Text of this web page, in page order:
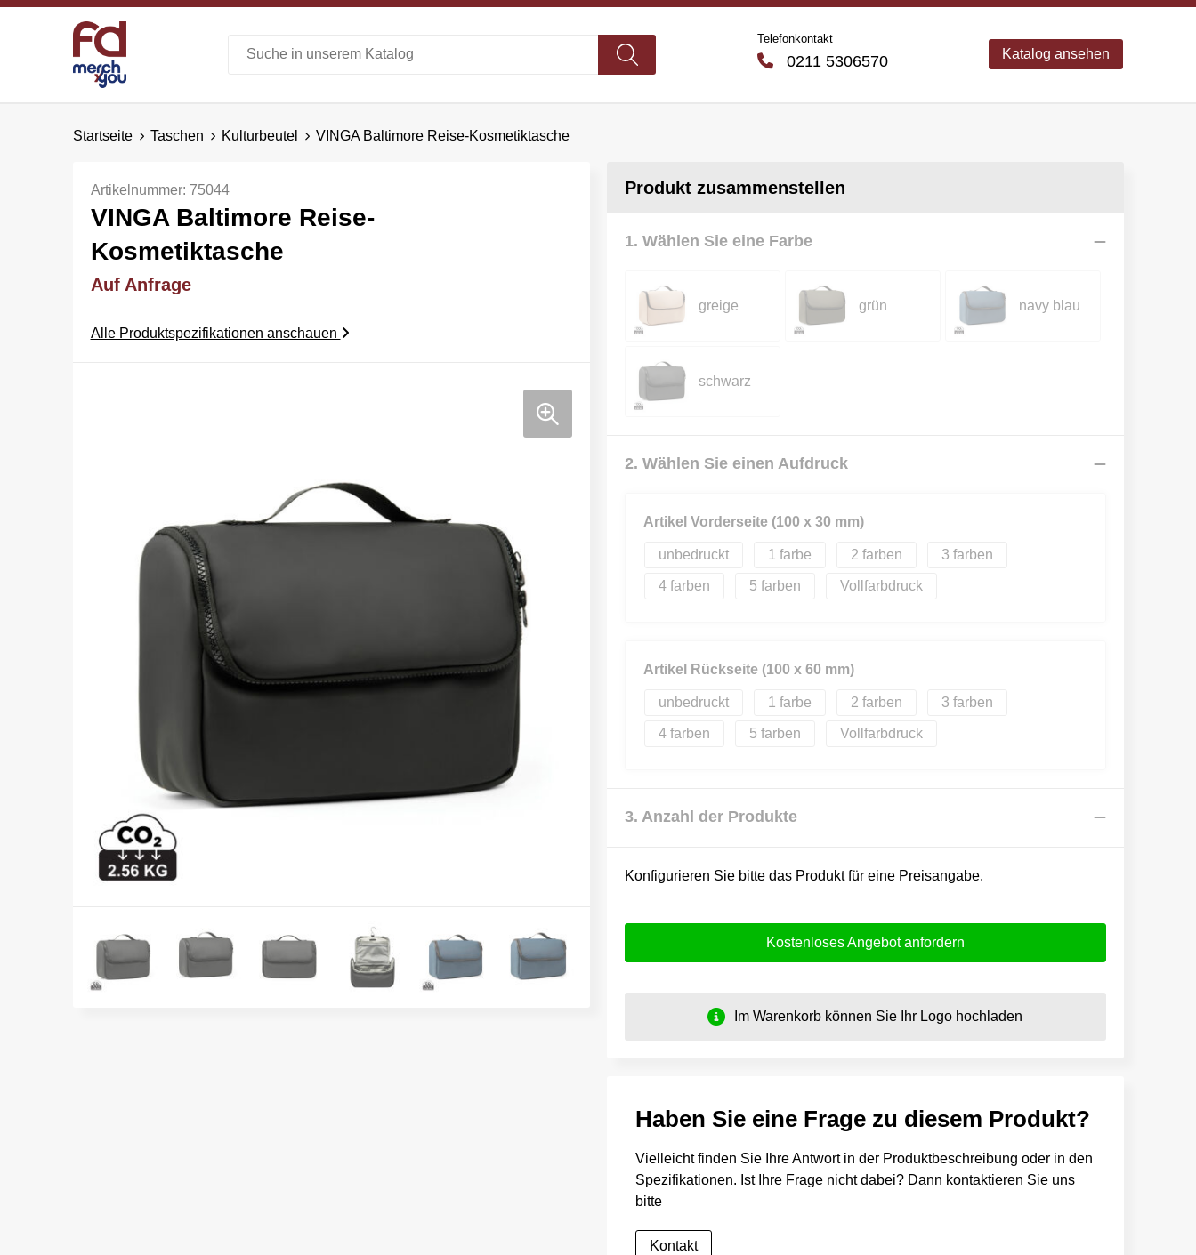
Telefonkontakt
0211 5306570 Katalog ansehen
Startseite Taschen Kulturbeutel VINGA Baltimore Reise-Kosmetiktasche
Artikelnummer: 75044
VINGA Baltimore Reise-
Kosmetiktasche
Auf Anfrage
Alle Produktspezifikationen anschauen
Produkt zusammenstellen
1. Wählen Sie eine Farbe
greige grün navy blau
schwarz
2. Wählen Sie einen Aufdruck
Artikel Vorderseite (100 x 30 mm)
unbedruckt 1 2 3
4 5 Vollfarbdruck
Artikel Rückseite (100 x 60 mm)
unbedruckt 1 2 3
4 5 Vollfarbdruck
3. Anzahl der Produkte
Konfigurieren Sie bitte das Produkt für eine Preisangabe.
Kostenloses Angebot anfordern
Im Warenkorb können Sie Ihr Logo hochladen
Haben Sie eine Frage zu diesem Produkt?
Vielleicht finden Sie Ihre Antwort in der Produktbeschreibung oder in den
Spezifikationen. Ist Ihre Frage nicht dabei? Dann kontaktieren Sie uns
bitte
Kontakt